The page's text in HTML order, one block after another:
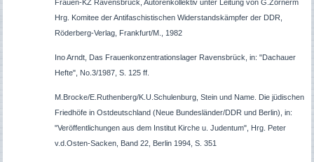
Frauen-KZ Ravensbrück, Autorenkollektiv unter Leitung von G.Zörnerm
Hrg. Komitee der Antifaschistischen Widerstandskämpfer der DDR,
Röderberg-Verlag, Frankfurt/M., 1982
Ino Arndt, Das Frauenkonzentrationslager Ravensbrück, in: "Dachauer
Hefte", No.3/1987, S. 125 ff.
M.Brocke/E.Ruthenberg/K.U.Schulenburg, Stein und Name. Die jüdischen
Friedhöfe in Ostdeutschland (Neue Bundesländer/DDR und Berlin), in:
"Veröffentlichungen aus dem Institut Kirche u. Judentum", Hrg. Peter
v.d.Osten-Sacken, Band 22, Berlin 1994, S. 351